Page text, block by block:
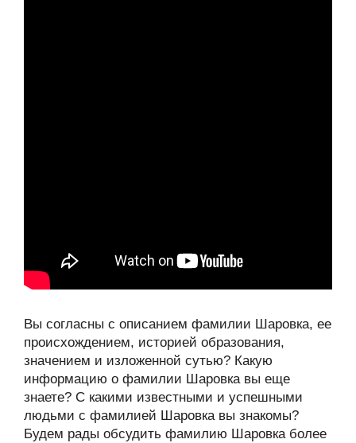
Вы согласны с описанием фамилии Шаровка, ее
происхождением, историей образования,
значением и изложенной сутью? Какую
информацию о фамилии Шаровка вы еще
знаете? С какими известными и успешными
людьми с фамилией Шаровка вы знакомы?
Будем рады обсудить фамилию Шаровка более